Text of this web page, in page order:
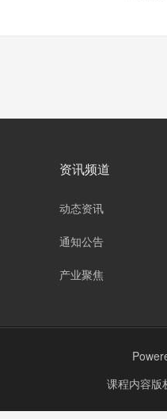
资讯频道
动态资讯
通知公告
产业聚焦
课程内容版